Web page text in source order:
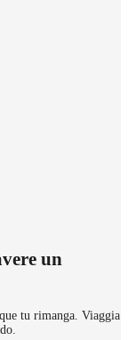
un
tu rimanga. Viaggia